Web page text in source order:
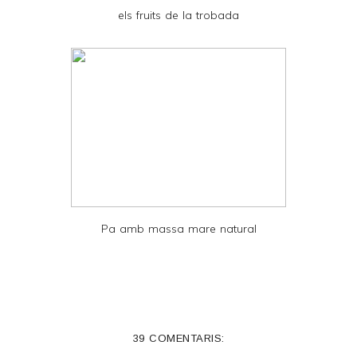
els fruits de la trobada
Pa amb massa mare natural
39 COMENTARIS: